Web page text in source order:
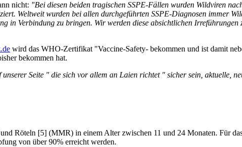
nicht: "Bei diesen beiden tragischen SSPE-Fällen wurden Wildviren
Weltweit wurden bei allen durchgeführten SSPE-Diagnosen immer
in Verbindung zu bringen. Wir werden diese absichtlichen
wird das WHO-Zertifikat "Vaccine-Safety- bekommen und ist damit
bekommen hat.
Seite " die sich vor allem an Laien richtet " sicher sein, aktuelle,
Röteln [5] (MMR) in einem Alter zwischen 11 und 24 Monaten. Für
von über 90% erreicht werden.